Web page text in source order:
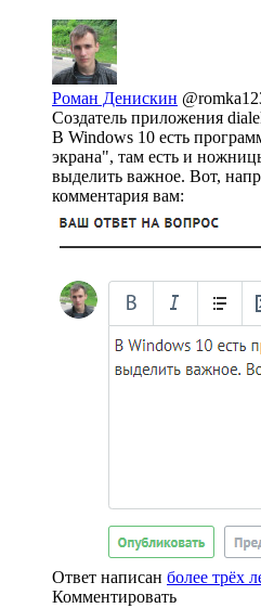
Роман Денискин
Создатель приложения
В Windows 10 есть
экрана", там есть и
выделить важное. Вот,
комментария вам:
Ответ написан более трёх
Комментировать